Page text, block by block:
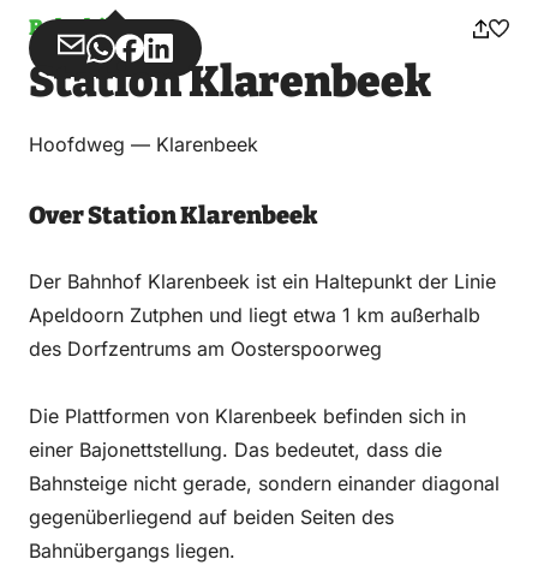
Bahnhöfe
Teilen
über
Teilen
über
Teilen
auf
Teilen
auf
Station Klarenbeek
Hoofdweg — Klarenbeek
Over Station Klarenbeek
Der Bahnhof Klarenbeek ist ein Haltepunkt der Linie
Apeldoorn Zutphen und liegt etwa 1 km außerhalb
des Dorfzentrums am Oosterspoorweg
Die Plattformen von Klarenbeek befinden sich in
einer Bajonettstellung. Das bedeutet, dass die
Bahnsteige nicht gerade, sondern einander diagonal
gegenüberliegend auf beiden Seiten des
Bahnübergangs liegen.